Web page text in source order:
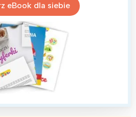
eBook dla siebie
Śląsk
Kraków
Południe
Północ
Wszystkie